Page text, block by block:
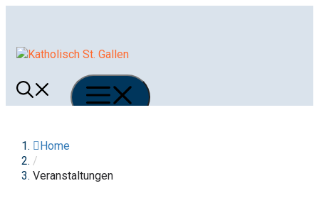
Menü
Home
/
Veranstaltungen